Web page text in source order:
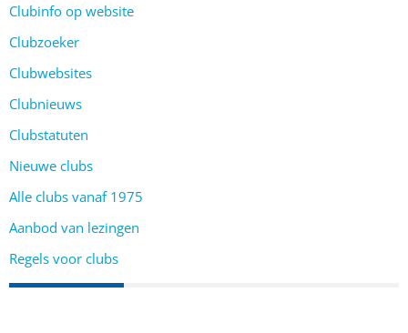
Clubinfo op website
Clubzoeker
Clubwebsites
Clubnieuws
Clubstatuten
Nieuwe clubs
Alle clubs vanaf 1975
Aanbod van lezingen
Regels voor clubs